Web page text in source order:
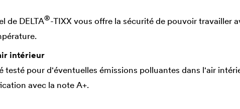
de DELTA®-TIXX vous offre la sécurité de pouvoir travailler
intérieur
testé pour d'éventuelles émissions polluantes dans l'air
avec la note A+.